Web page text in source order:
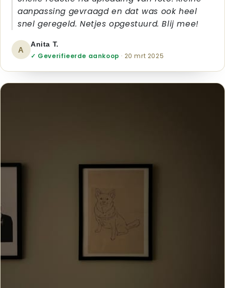
aanpassing gevraagd en dat was ook heel
snel geregeld. Netjes opgestuurd. Blij mee!
A
Anita T.
✓ Geverifieerde aankoop · 20 mrt 2025